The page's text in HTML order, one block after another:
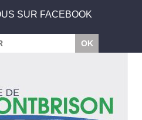
SUR FACEBOOK